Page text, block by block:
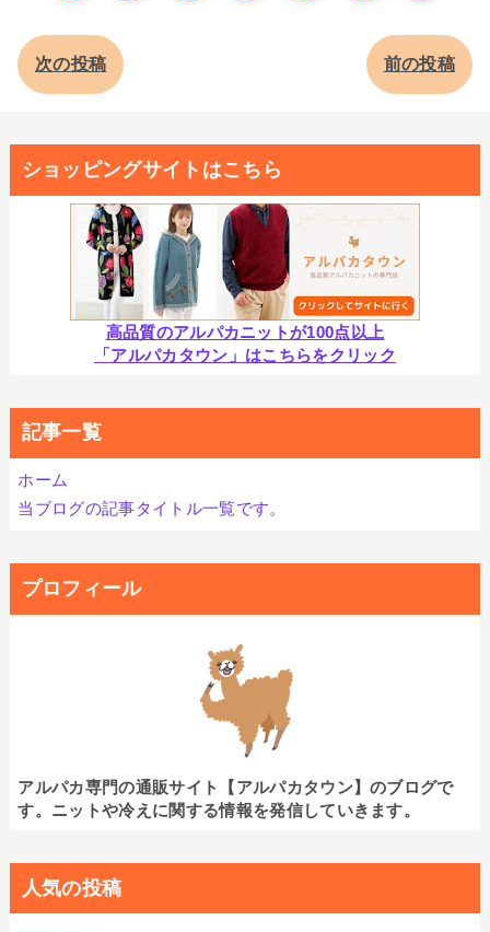
次の投稿 前の投稿
ショッピングサイトはこちら
高品質のアルパカニットが100点以上
「アルパカタウン」はこちらをクリック
記事一覧
ホーム
当ブログの記事タイトル一覧です。
プロフィール
アルパカ専門の通販サイト【アルパカタウン】のブログで
す。ニットや冷えに関する情報を発信していきます。
人気の投稿